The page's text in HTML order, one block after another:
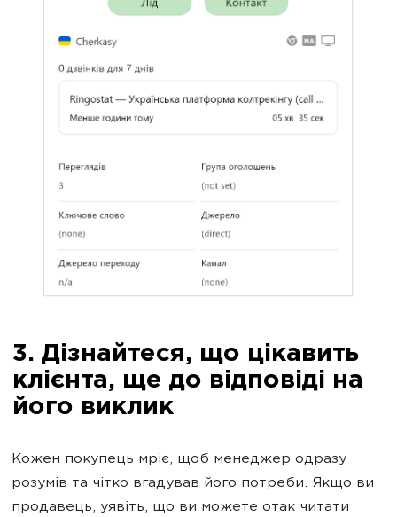
3. Дізнайтеся, що цікавить
клієнта, ще до відповіді на
його виклик
Кожен покупець мріє, щоб менеджер одразу
розумів та чітко вгадував його потреби. Якщо ви
продавець, уявіть, що ви можете отак читати